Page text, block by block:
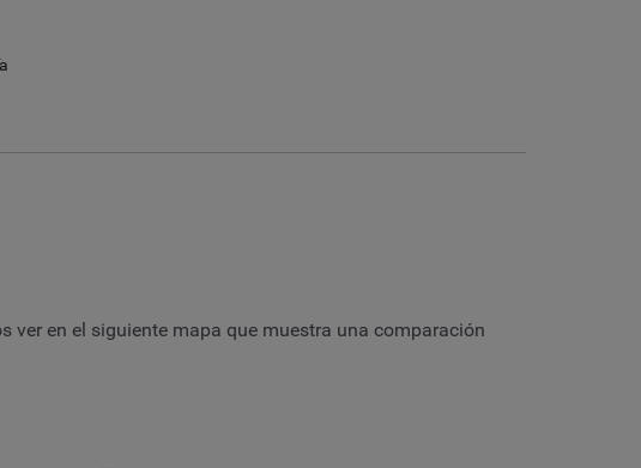
ver en el siguiente mapa que muestra una comparación